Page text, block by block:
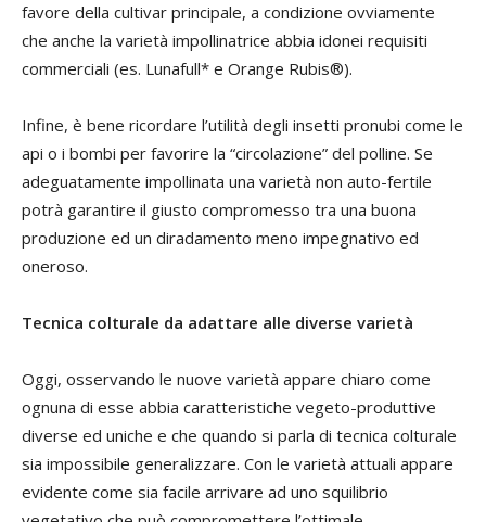
favore della cultivar principale, a condizione ovviamente
che anche la varietà impollinatrice abbia idonei requisiti
commerciali (es. Lunafull* e Orange Rubis®).
Infine, è bene ricordare l’utilità degli insetti pronubi come le
api o i bombi per favorire la “circolazione” del polline. Se
adeguatamente impollinata una varietà non auto-fertile
potrà garantire il giusto compromesso tra una buona
produzione ed un diradamento meno impegnativo ed
oneroso.
Tecnica colturale da adattare alle diverse varietà
Oggi, osservando le nuove varietà appare chiaro come
ognuna di esse abbia caratteristiche vegeto-produttive
diverse ed uniche e che quando si parla di tecnica colturale
sia impossibile generalizzare. Con le varietà attuali appare
evidente come sia facile arrivare ad uno squilibrio